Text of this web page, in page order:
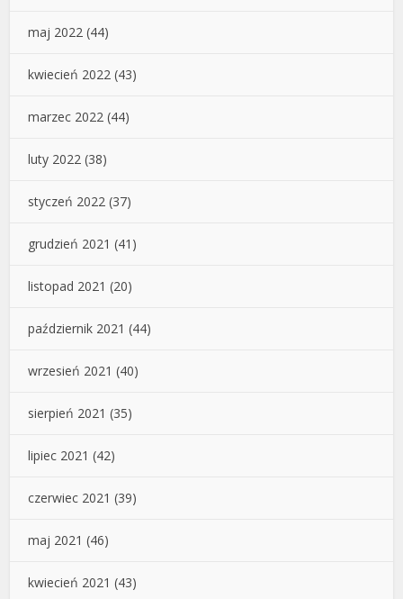
maj 2022 (44)
kwiecień 2022 (43)
marzec 2022 (44)
luty 2022 (38)
styczeń 2022 (37)
grudzień 2021 (41)
listopad 2021 (20)
październik 2021 (44)
wrzesień 2021 (40)
sierpień 2021 (35)
lipiec 2021 (42)
czerwiec 2021 (39)
maj 2021 (46)
kwiecień 2021 (43)